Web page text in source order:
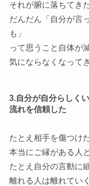
それが腑に落ちてき
だんだん「自分が言
も」
って思うこと自体が
気にならなくなって
3.自分が自分らしく
流れを信頼した
たとえ相手を傷つけ
本当にご縁がある人
たとえ自分の言動に
離れる人は離れてい